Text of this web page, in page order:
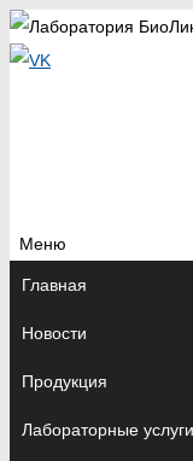
Меню
Перейти
содержимому
Главная
Новости
Продукция
Лабораторные услуги